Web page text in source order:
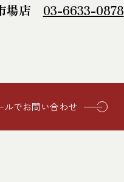
場店 03-6633-0878
ルでお問い合わせ